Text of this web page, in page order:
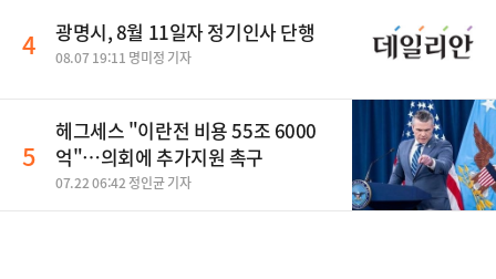
4 광명시, 8월 11일자 정기인사 단행
08.07 19:11 명미정 기자
5
헤그세스 "이란전 비용 55조 6000
억"…의회에 추가지원 촉구
07.22 06:42 정인균 기자